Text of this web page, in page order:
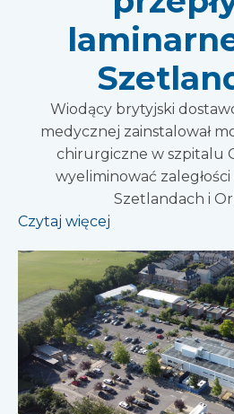
Wiodący brytyjski
medycznej zainstalował
chirurgiczne w szpitalu
wyeliminować
Szetlandach i
Czytaj więcej